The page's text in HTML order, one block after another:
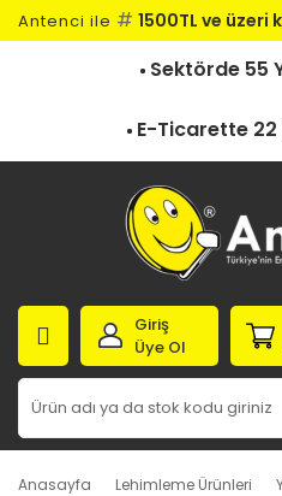
Antenci ile # 1500TL ve üzeri
Sektörde 55
E-Ticarette 22
Giriş
Üye Ol
Anasayfa Lehimleme Ürünleri